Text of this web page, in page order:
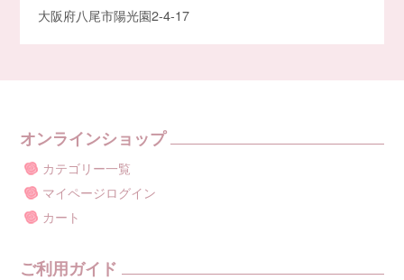
大阪府八尾市陽光園2-4-17
オンラインショップ
カテゴリー一覧
マイページログイン
カート
ご利用ガイド